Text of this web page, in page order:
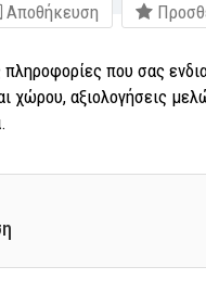
Αποθήκευση
πληροφορίες που σας
χώρου, αξιολογήσεις